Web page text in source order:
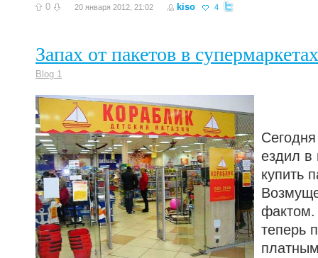
0 20 января 2012, 21:02 kiso 4
Запах от пакетов в супермаркетах
Blog 1
ездил в
купить
фактом.
теперь